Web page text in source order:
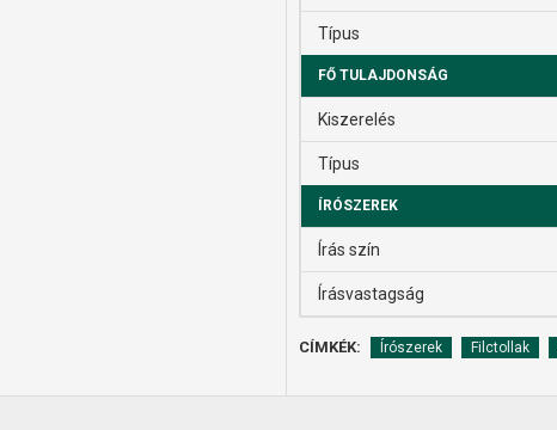
Típus
FŐ TULAJDONSÁG
Kiszerelés
Típus
ÍRÓSZEREK
Írás szín
Írásvastagság
CÍMKÉK: Írószerek Filctollak